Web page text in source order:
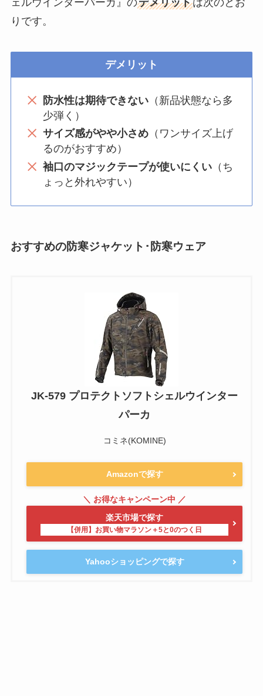
ェルウインターパーカ』のデメリットは次のとお
りです。
デメリット
防水性は期待できない（新品状態なら多
少弾く）
サイズ感がやや小さめ（ワンサイズ上げ
るのがおすすめ）
袖口のマジックテープが使いにくい（ち
ょっと外れやすい）
おすすめの防寒ジャケット･防寒ウェア
JK-579 プロテクトソフトシェルウインター
パーカ
コミネ(KOMINE)
Amazonで探す
楽天市場で探す
Yahooショッピングで探す